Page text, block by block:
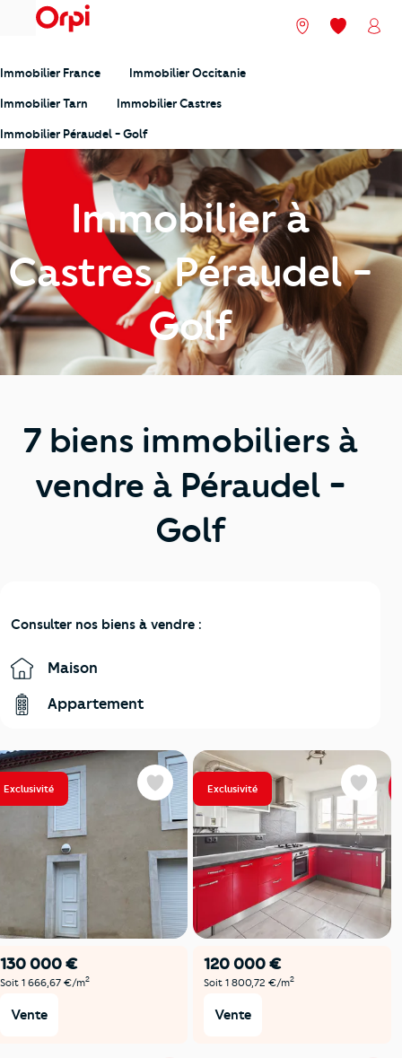
menu Nos agences
Mes
Immobilier France Immobilier Occitanie
Immobilier Tarn Immobilier Castres
Immobilier Péraudel - Golf
Immobilier à
Castres, Péraudel -
Golf
7 biens immobiliers à
vendre à Péraudel -
Golf
Consulter nos biens à vendre :
Maison
Appartement
Exclusivité
130 000 €
Soit 1 666,67 €/m2
Vente
Favoris Exclusivité
120 000 €
Soit 1 800,72 €/m2
Vente
Favoris